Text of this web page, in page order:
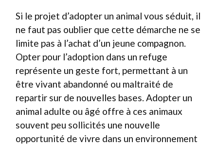
Si le projet d’adopter un animal vous séduit, il
ne faut pas oublier que cette démarche ne se
limite pas à l’achat d’un jeune compagnon.
Opter pour l’adoption dans un refuge
représente un geste fort, permettant à un
être vivant abandonné ou maltraité de
repartir sur de nouvelles bases. Adopter un
animal adulte ou âgé offre à ces animaux
souvent peu sollicités une nouvelle
opportunité de vivre dans un environnement